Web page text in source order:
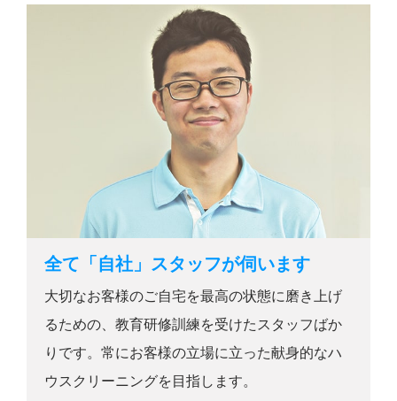
全て「自社」スタッフが伺います
大切なお客様のご自宅を最高の状態に磨き上げ
るための、教育研修訓練を受けたスタッフばか
りです。常にお客様の立場に立った献身的なハ
ウスクリーニングを目指します。